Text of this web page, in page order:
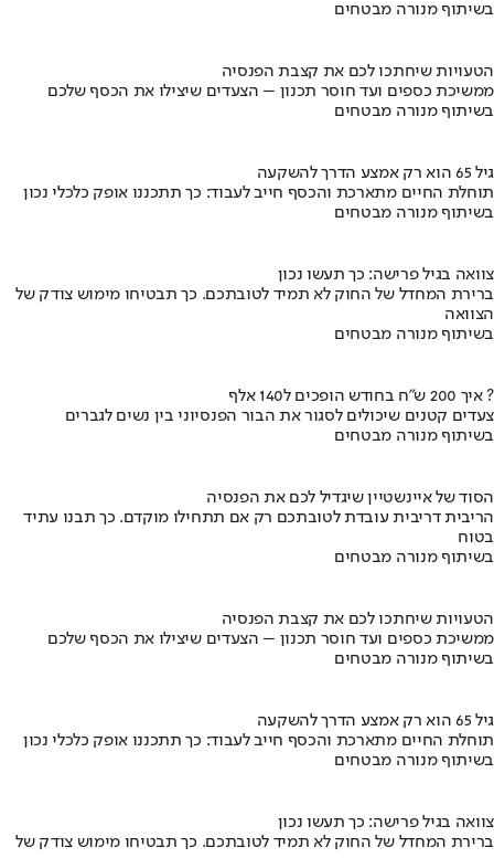
בשיתוף מנורה מבטחים
הטעויות שיחתכו לכם את קצבת הפנסיה
ממשיכת כספים ועד חוסר תכנון – הצעדים שיצילו את הכסף שלכם
בשיתוף מנורה מבטחים
גיל 65 הוא רק אמצע הדרך להשקעה
תוחלת החיים מתארכת והכסף חייב לעבוד: כך תתכננו אופק כלכלי נכון
בשיתוף מנורה מבטחים
צוואה בגיל פרישה: כך תעשו נכון
ברירת המחדל של החוק לא תמיד לטובתכם. כך תבטיחו מימוש צודק של
הצוואה
בשיתוף מנורה מבטחים
איך 200 ש"ח בחודש הופכים ל140 אלף ?
צעדים קטנים שיכולים לסגור את הבור הפנסיוני בין נשים לגברים
בשיתוף מנורה מבטחים
הסוד של איינשטיין שיגדיל לכם את הפנסיה
הריבית דריבית עובדת לטובתכם רק אם תתחילו מוקדם. כך תבנו עתיד
בטוח
בשיתוף מנורה מבטחים
הטעויות שיחתכו לכם את קצבת הפנסיה
ממשיכת כספים ועד חוסר תכנון – הצעדים שיצילו את הכסף שלכם
בשיתוף מנורה מבטחים
גיל 65 הוא רק אמצע הדרך להשקעה
תוחלת החיים מתארכת והכסף חייב לעבוד: כך תתכננו אופק כלכלי נכון
בשיתוף מנורה מבטחים
צוואה בגיל פרישה: כך תעשו נכון
ברירת המחדל של החוק לא תמיד לטובתכם. כך תבטיחו מימוש צודק של